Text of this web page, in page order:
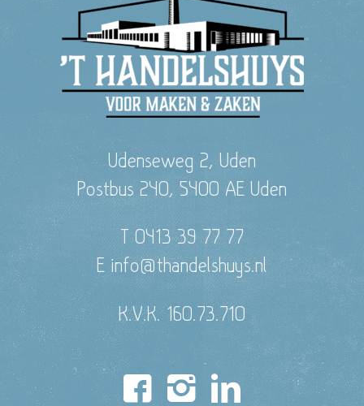
Udenseweg 2, Uden
Postbus 240, 5400 AE Uden
T 0413 39 77 77
E info@thandelshuys.nl
K.V.K. 160.73.710